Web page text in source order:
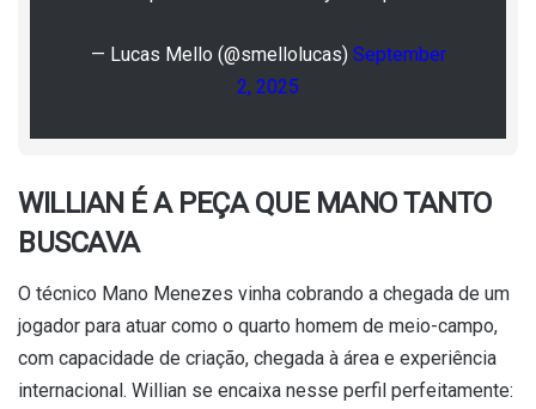
— Lucas Mello (@smellolucas) September
2, 2025
WILLIAN É A PEÇA QUE MANO TANTO
BUSCAVA
O técnico Mano Menezes vinha cobrando a chegada de um
jogador para atuar como o quarto homem de meio-campo,
com capacidade de criação, chegada à área e experiência
internacional. Willian se encaixa nesse perfil perfeitamente: